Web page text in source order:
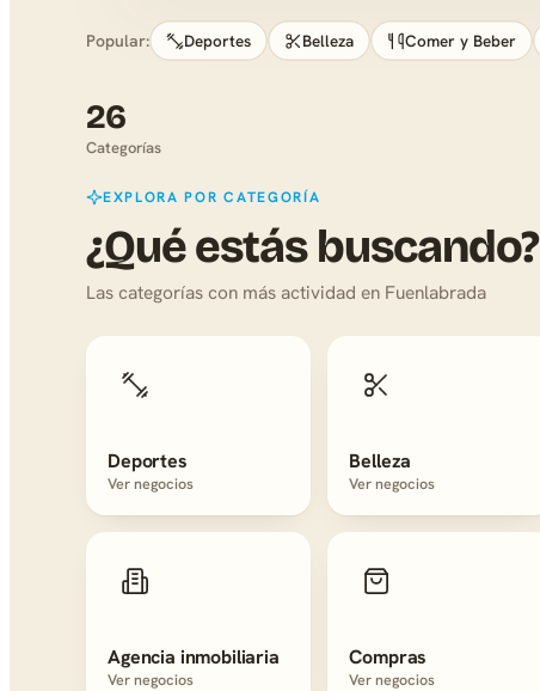
Popular: Deportes Belleza Comer y Beber
26
Categorías
EXPLORA POR CATEGORÍA
¿Qué estás buscando?
Las categorías con más actividad en Fuenlabrada
Deportes
Ver negocios
Belleza
Ver negocios
Agencia inmobiliaria
Ver negocios
Compras
Ver negocios